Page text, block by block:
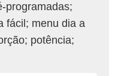
programadas;
fácil; menu dia a
potência;